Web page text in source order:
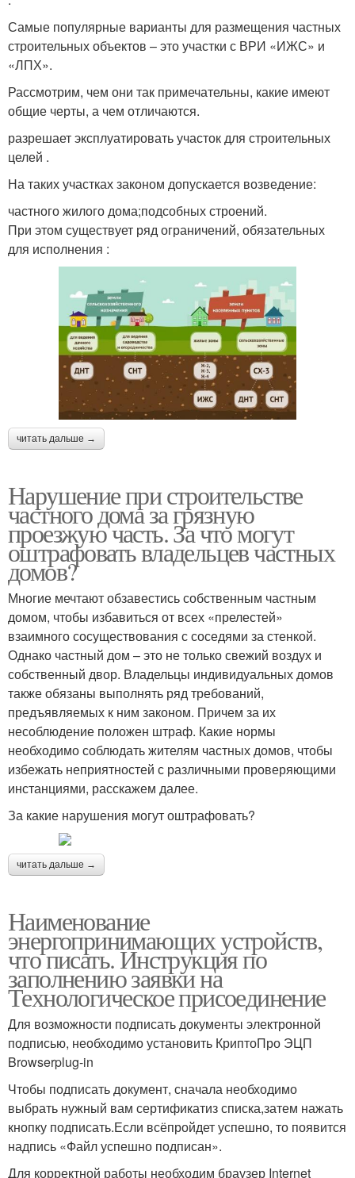
Самые популярные варианты для размещения частных
строительных объектов – это участки с ВРИ «ИЖС» и
«ЛПХ».
Рассмотрим, чем они так примечательны, какие имеют
общие черты, а чем отличаются.
разрешает эксплуатировать участок для строительных
целей .
На таких участках законом допускается возведение:
частного жилого дома;подсобных строений.
При этом существует ряд ограничений, обязательных
для исполнения :
читать дальше →
Нарушение при строительстве
частного дома за грязную
проезжую часть. За что могут
оштрафовать владельцев частных
домов?
Многие мечтают обзавестись собственным частным
домом, чтобы избавиться от всех «прелестей»
взаимного сосуществования с соседями за стенкой.
Однако частный дом – это не только свежий воздух и
собственный двор. Владельцы индивидуальных домов
также обязаны выполнять ряд требований,
предъявляемых к ним законом. Причем за их
несоблюдение положен штраф. Какие нормы
необходимо соблюдать жителям частных домов, чтобы
избежать неприятностей с различными проверяющими
инстанциями, расскажем далее.
За какие нарушения могут оштрафовать?
читать дальше →
Наименование
энергопринимающих устройств,
что писать. Инструкция по
заполнению заявки на
Технологическое присоединение
Для возможности подписать документы электронной
подписью, необходимо установить КриптоПро ЭЦП
Browserplug-in
Чтобы подписать документ, сначала необходимо
выбрать нужный вам сертификатиз списка,затем нажать
кнопку подписать.Если всёпройдет успешно, то появится
надпись «Файл успешно подписан».
Для корректной работы необходим браузер Internet